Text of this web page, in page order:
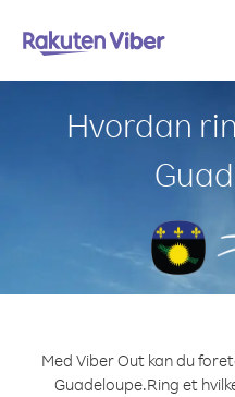
Hvordan
Med Viber Out kan du
Guadeloupe.Ring et